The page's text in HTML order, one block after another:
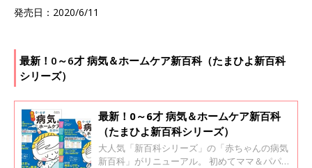
決。 予防接種や乳幼児健診、事故・けがの予防
んの月齢別 発育・発達見通し表」つき。
発売日：2020/6/11
最新！0～6才 病気＆ホームケア新百科（たまひよ新百科
シリーズ）
最新！0～6才 病気＆ホームケア新百科
（たまひよ新百科シリーズ）
大人気「新百科シリーズ」の「赤ちゃんの病気
新百科」がリニューアル。 初めてママ＆パパ